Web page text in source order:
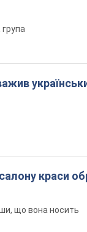
група
краси
що вона носить